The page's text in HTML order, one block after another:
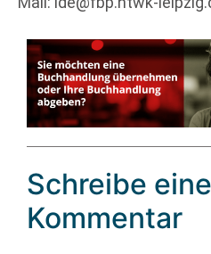
Schreibe
Kommentar